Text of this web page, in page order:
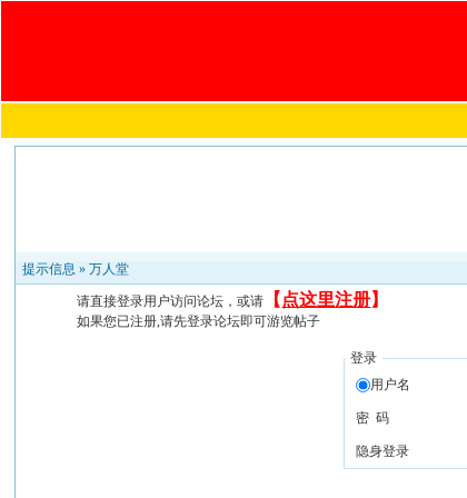
提示信息 »万人堂
请直接登录用户访问论坛，或请 【 点这里注册】
如果您已注册,请先登录论坛即可游览帖子
登录
用户名
密 码
隐身登录